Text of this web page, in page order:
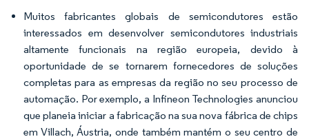
Muitos fabricantes globais de semicondutores estão
interessados em desenvolver semicondutores industriais
altamente funcionais na região europeia, devido à
oportunidade de se tornarem fornecedores de soluções
completas para as empresas da região no seu processo de
automação. Por exemplo, a Infineon Technologies anunciou
que planeia iniciar a fabricação na sua nova fábrica de chips
em Villach, Áustria, onde também mantém o seu centro de